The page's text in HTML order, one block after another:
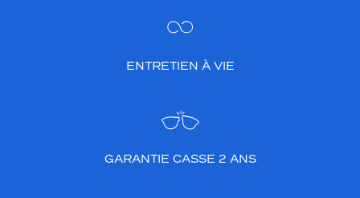
ENTRETIEN À VIE
GARANTIE CASSE 2 ANS